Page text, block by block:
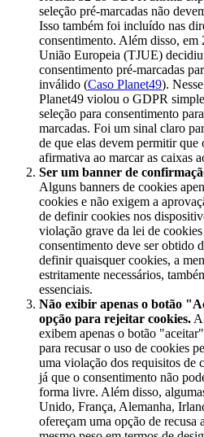
seleção pré-marcadas não
Isso também foi incluído nas
consentimento. Além disso, em
União Europeia (TJUE)
consentimento pré-marcadas
inválido (Caso Planet49).
Planet49 violou o GDPR
seleção para consentimento
marcadas. Foi um sinal claro
de que elas devem permitir que
afirmativa ao marcar as caixas
Ser um banner de
Alguns banners de cookies
cookies e não exigem a
de definir cookies nos
violação grave da lei de
consentimento deve ser obtido
definir quaisquer cookies, a
estritamente necessários,
essenciais.
Não exibir apenas o botão
opção para rejeitar cookies.
exibem apenas o botão
para recusar o uso de cookies
uma violação dos requisitos de
já que o consentimento não
forma livre. Além disso,
Unido, França, Alemanha,
ofereçam uma opção de recusa